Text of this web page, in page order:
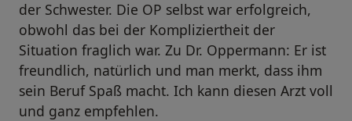
der Schwester. Die OP selbst war erfolgreich,
obwohl das bei der Kompliziertheit der
Situation fraglich war. Zu Dr. Oppermann: Er ist
freundlich, natürlich und man merkt, dass ihm
sein Beruf Spaß macht. Ich kann diesen Arzt voll
und ganz empfehlen.